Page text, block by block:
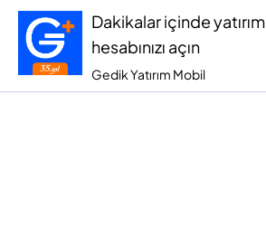
Dakikalar içinde yatırım
hesabınızı açın
Gedik Yatırım Mobil